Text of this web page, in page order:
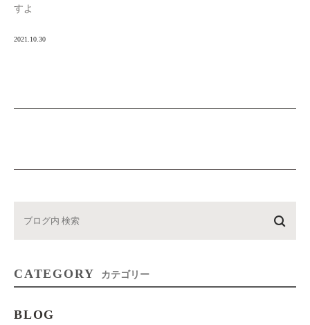
すよ
2021.10.30
CATEGORY カテゴリー
BLOG